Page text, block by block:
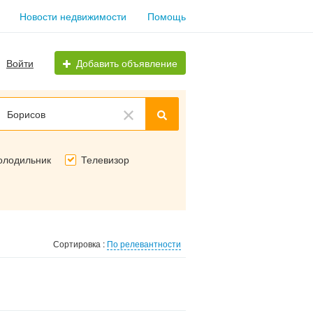
Новости недвижимости Помощь
Войти Добавить объявление
Борисов
Телевизор
Сортировка : По релевантности